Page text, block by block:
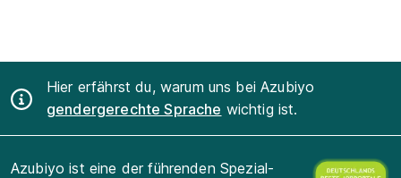
Hier erfährst du, warum uns bei Azubiyo
gendergerechte Sprache wichtig ist.
Azubiyo ist eine der führenden Spezial-